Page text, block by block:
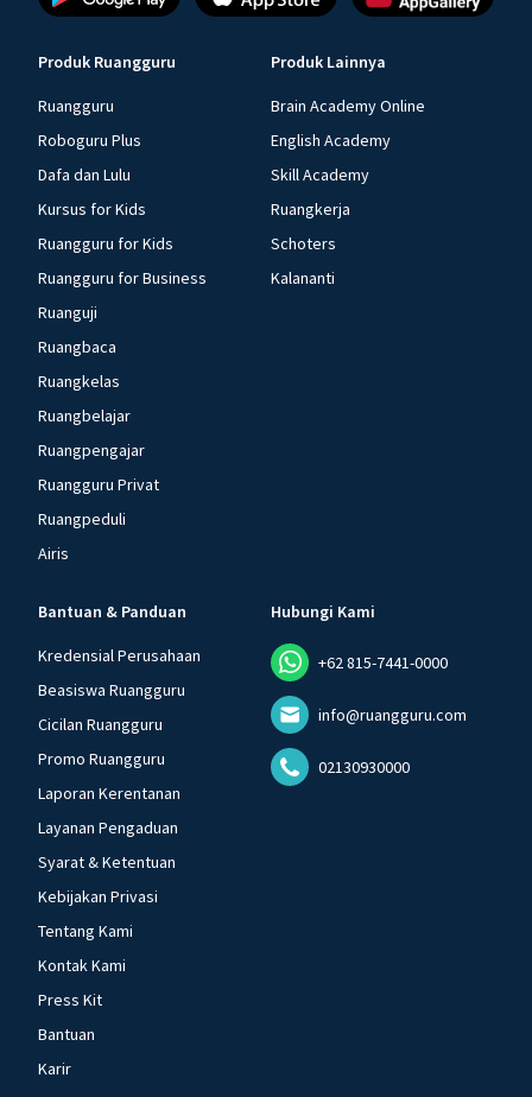
Produk Ruangguru
Ruangguru
Roboguru Plus
Dafa dan Lulu
Kursus for Kids
Ruangguru for Kids
Ruangguru for Business
Ruanguji
Ruangbaca
Ruangkelas
Ruangbelajar
Ruangpengajar
Ruangguru Privat
Ruangpeduli
Airis
Produk Lainnya
Brain Academy Online
English Academy
Skill Academy
Ruangkerja
Schoters
Kalananti
Bantuan & Panduan
Kredensial Perusahaan
Beasiswa Ruangguru
Cicilan Ruangguru
Promo Ruangguru
Laporan Kerentanan
Layanan Pengaduan
Syarat & Ketentuan
Kebijakan Privasi
Tentang Kami
Kontak Kami
Press Kit
Bantuan
Karir
Hubungi Kami
+62 815-7441-0000
info@ruangguru.com
02130930000